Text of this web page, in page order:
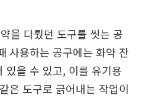
을 다뤘던 도구를 씻는 공
사용하는 공구에는 화약 잔
있을 수 있고, 이를 유기용
은 도구로 긁어내는 작업이